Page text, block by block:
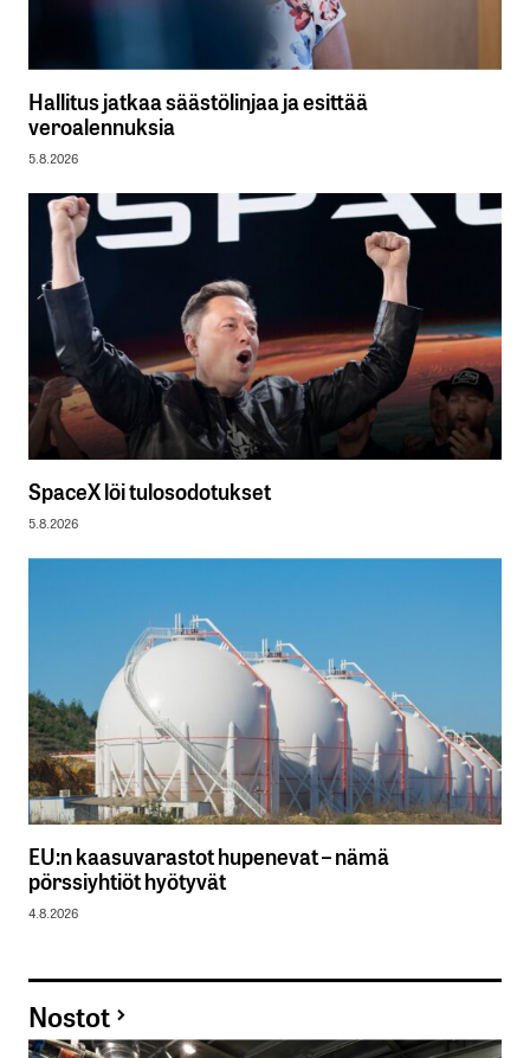
Hallitus jatkaa säästölinjaa ja esittää
veroalennuksia
5.8.2026
SpaceX löi tulosodotukset
5.8.2026
EU:n kaasuvarastot hupenevat – nämä
pörssiyhtiöt hyötyvät
4.8.2026
Nostot